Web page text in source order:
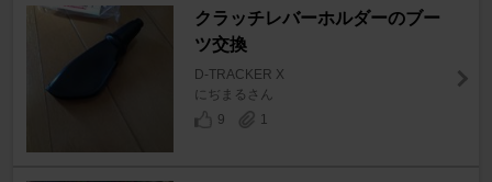
クラッチレバーホルダーのブー
ツ交換
D-TRACKER X
にぢまるさん
9
1